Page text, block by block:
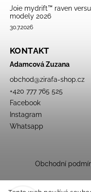
Joie mydrift™ raven
modely 2026
30.7.2026
KONTAKT
Adamcová Zuzana
obchod@zirafa-shop.cz
+420 777 765 525
Facebook
Instagram
Whatsapp
Obchodní